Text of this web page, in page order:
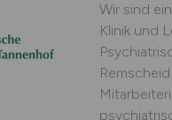
Wir sind
Klinik und